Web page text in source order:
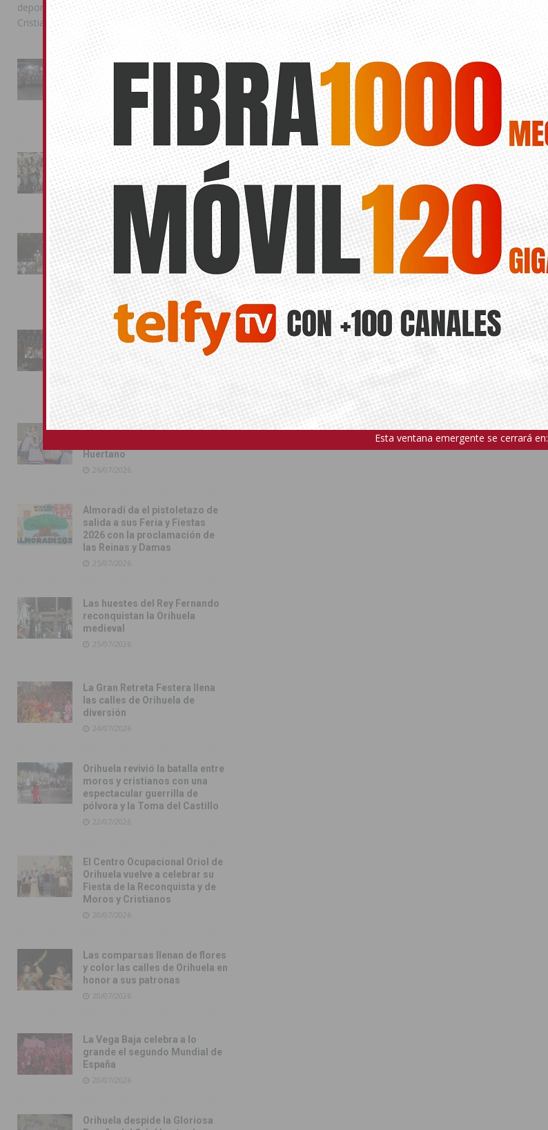
deportivas y las celebraciones de Moros y
Cristianos
La Entrada Cristiana llena de
esplendor las calles de
Almoradí en una multitudinaria
jornada festera
02/08/2026
La magia de la Entrada Mora
conquista las calles de
Almoradí
01/08/2026
La fiesta se adueña de
Almoradí con la presentación
de los cargos festeros y la
toma del castillo
31/07/2026
Pilar de la Horadada
conmemora con emoción el
40º aniversario de su
independencia como municipio
31/07/2026
Almoradí presume de raíces
Huertano
26/07/2026
Almoradí da el pistoletazo de
salida a sus Feria y Fiestas
2026 con la proclamación de
las Reinas y Damas
25/07/2026
Las huestes del Rey Fernando
reconquistan la Orihuela
medieval
25/07/2026
La Gran Retreta Festera llena
las calles de Orihuela de
diversión
24/07/2026
Orihuela revivió la batalla entre
moros y cristianos con una
espectacular guerrilla de
pólvora y la Toma del Castillo
22/07/2026
El Centro Ocupacional Oriol de
Orihuela vuelve a celebrar su
Fiesta de la Reconquista y de
Moros y Cristianos
20/07/2026
Las comparsas llenan de flores
y color las calles de Orihuela en
honor a sus patronas
20/07/2026
La Vega Baja celebra a lo
grande el segundo Mundial de
España
20/07/2026
Orihuela despide la Gloriosa
Esta ventana emergente se cerrará en: